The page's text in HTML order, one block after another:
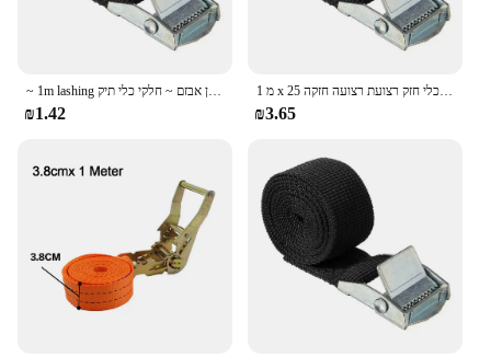
~ 1m lashing רצועה עם אבזם אבץ ~ סגסוגת מהדורה מהירה העניבה למטה ~ רצועת תיקון אבזם ~ חלקי כלי תיק
₪1.42
1 מ x 25 מ "מ לרסק אבזם ניילון שחרור מהיר עניבות למטען תיק רכב תיק המהדק רצועת כלי חזק רצועת רצועה חזקה
₪3.65